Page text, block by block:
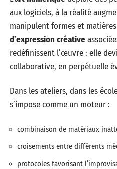
aux logiciels, à la réalité
manipulent formes et
d’expression créative
redéfinissent l’œuvre : elle
collaborative, en perpétuelle
Dans les ateliers, dans les
s’impose comme un moteur :
combinaison de matériaux
croisements entre différents
protocoles favorisant